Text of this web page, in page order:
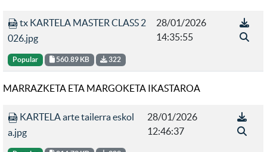
tx KARTELA MASTER CLASS 2
026.jpg
Popular 560.89 KB 322
28/01/2026
14:35:55
MARRAZKETA ETA MARGOKETA IKASTAROA
KARTELA arte tailerra eskol
a.jpg
28/01/2026
12:46:37